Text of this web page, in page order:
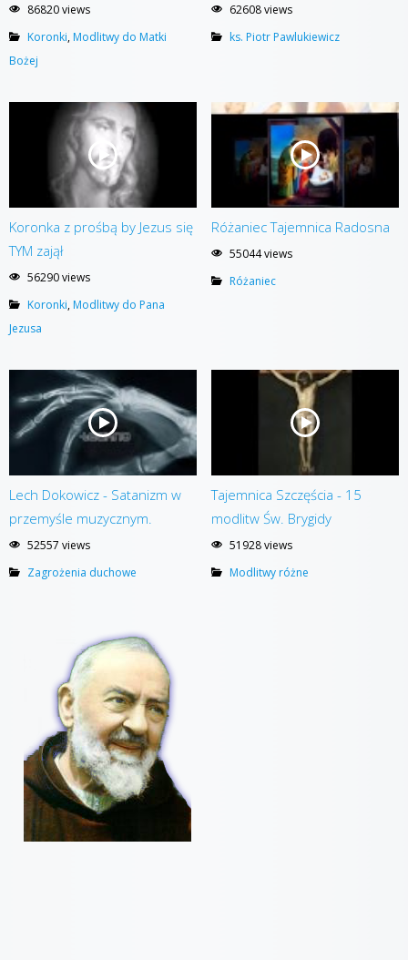
86820 views
Koronki,Modlitwy do Matki
Bożej
62608 views
ks. Piotr Pawlukiewicz
Koronka z prośbą by Jezus się
TYM zajął
56290 views
Koronki,Modlitwy do Pana
Jezusa
Różaniec Tajemnica Radosna
55044 views
Różaniec
Lech Dokowicz - Satanizm w
przemyśle muzycznym.
52557 views
Zagrożenia duchowe
Tajemnica Szczęścia - 15
modlitw Św. Brygidy
51928 views
Modlitwy różne